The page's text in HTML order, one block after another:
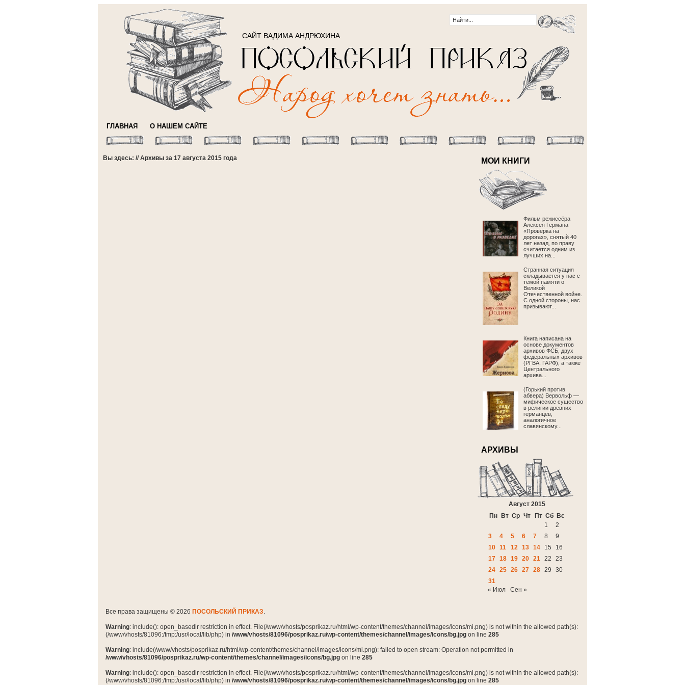
САЙТ ВАДИМА АНДРЮХИНА
ГЛАВНАЯ О НАШЕМ САЙТЕ
Вы здесь: // Архивы за 17 августа 2015 года МОИ КНИГИ
Фильм режиссёра
Алексея Германа
«Проверка на
дорогах», снятый 40
лет назад, по праву
считается одним из
лучших на...
Странная ситуация
складывается у нас с
темой памяти о
Великой
Отечественной войне.
С одной стороны, нас
призывают...
Книга написана на
основе документов
архивов ФСБ, двух
федеральных архивов
(РГВА, ГАРФ), а также
Центрального
архива...
(Горький против
абвера) Вервольф —
мифическое существо
в религии древних
германцев,
аналогичное
славянскому...
АРХИВЫ
Август 2015
Пн
Вт Ср Чт Пт Сб Вс
1
2
3
4 5 6 7 8
9
10 11 12 13 14 15
16
17 18 19 20 21 22
23
24 25 26 27 28 29
30
31
« Июл
Сен »
Все права защищены © 2026 ПОСОЛЬСКИЙ ПРИКАЗ.
Warning: include(): open_basedir restriction in effect. File(/www/vhosts/posprikaz.ru/html/wp-content/themes/channel/images/icons/mi.png) is not within the allowed path(s):
(/www/vhosts/81096:/tmp:/usr/local/lib/php) in /www/vhosts/81096/posprikaz.ru/wp-content/themes/channel/images/icons/bg.jpg on line 285
Warning: include(/www/vhosts/posprikaz.ru/html/wp-content/themes/channel/images/icons/mi.png): failed to open stream: Operation not permitted in
/www/vhosts/81096/posprikaz.ru/wp-content/themes/channel/images/icons/bg.jpg on line 285
Warning: include(): open_basedir restriction in effect. File(/www/vhosts/posprikaz.ru/html/wp-content/themes/channel/images/icons/mi.png) is not within the allowed path(s):
(/www/vhosts/81096:/tmp:/usr/local/lib/php) in /www/vhosts/81096/posprikaz.ru/wp-content/themes/channel/images/icons/bg.jpg on line 285